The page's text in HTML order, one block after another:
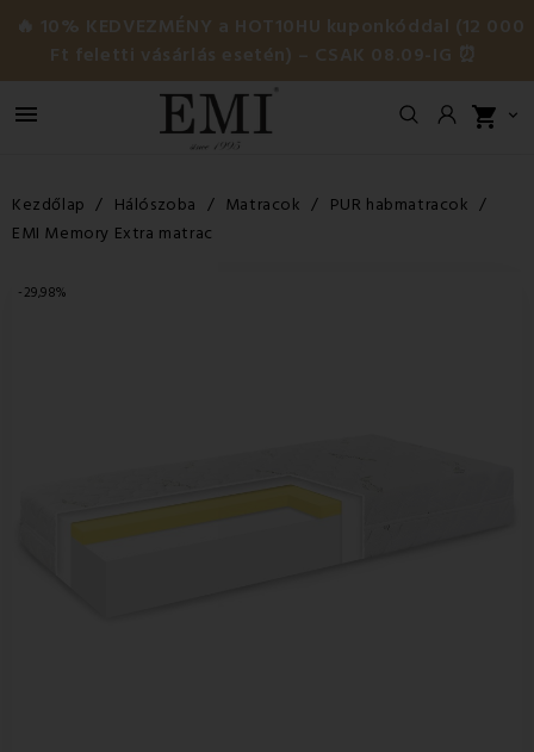
🔥 10% KEDVEZMÉNY a HOT10HU kuponkóddal (12 000
Ft feletti vásárlás esetén) – CSAK 08.09-IG ⏰
 shopping_cart 
Kezdőlap Hálószoba Matracok
PUR habmatracok
EMI Memory Extra matrac
-29,98%